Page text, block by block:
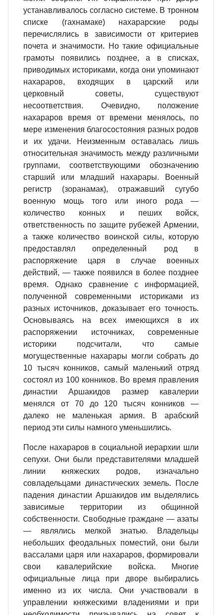
устанавливалось согласно системе. В тронном
списке (гахнамаке) нахарарские роды
перечислялись в зависимости от критериев
почета и значимости. Но такие официальные
грамоты появились позднее, а в списках,
приводимых историками, когда они упоминают
нахараров, входящих в царский или
церковный советы, существуют
несоответствия. Очевидно, положение
нахараров время от времени менялось, по
мере изменения благосостояния разных родов
и их удачи. Неизменным оставалась лишь
относительная значимость между различными
группами, соответствующими обозначению
старший или младший нахарары. Военный
регистр (зоранамак), отражавший сугубо
военную мощь того или иного рода —
количество конных и пеших войск,
ответственность по защите рубежей Армении,
а также количество воинской силы, которую
предоставлял определенный род в
распоряжение царя в случае военных
действий, — также появился в более позднее
время. Однако сравнение с информацией,
полученной современными историками из
разных источников, доказывает его точность.
Основываясь на всех имеющихся в их
распоряжении источниках, современные
историки подсчитали, что самые
могущественные нахарары могли собрать до
10 тысяч конников, самый маленький отряд
состоял из 100 конников. Во время правления
династии Аршакидов размер кавалерии
менялся от 70 до 120 тысяч конников —
далеко не маленькая армия. В арабский
период эти силы намного уменьшились.
После нахараров в социальной иерархии шли
сепухи. Они были представителями младшей
линии княжеских родов, изначально
совладельцами династических земель. После
падения династии Аршакидов им выделялись
зависимые территории из общинной
собственности. Свободные граждане — азаты
— являлись мелкой знатью. Владельцы
небольших феодальных поместий, они были
вассалами царя или нахараров, формировали
свои кавалерийские войска. Многие
официальные лица при дворе выбирались
именно из их числа. Они участвовали в
управлении княжескими владениями и при